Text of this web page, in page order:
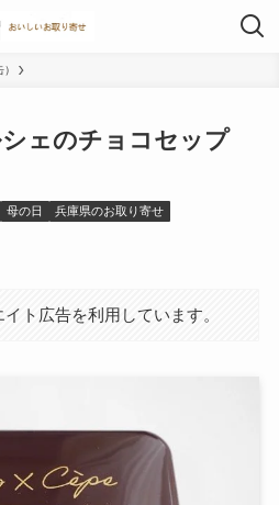
ェのチョコセップ
母の日
兵庫県のお取り寄せ
ト広告を利用しています。